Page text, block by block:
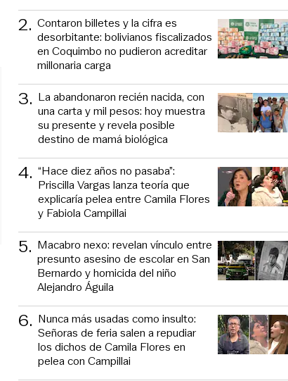
2. Contaron billetes y la cifra es
desorbitante: bolivianos fiscalizados
en Coquimbo no pudieron acreditar
millonaria carga
3. La abandonaron recién nacida, con
una carta y mil pesos: hoy muestra
su presente y revela posible
destino de mamá biológica
4. “Hace diez años no pasaba”:
Priscilla Vargas lanza teoría que
explicaría pelea entre Camila Flores
y Fabiola Campillai
5. Macabro nexo: revelan vínculo entre
presunto asesino de escolar en San
Bernardo y homicida del niño
Alejandro Águila
6. Nunca más usadas como insulto:
Señoras de feria salen a repudiar
los dichos de Camila Flores en
pelea con Campillai